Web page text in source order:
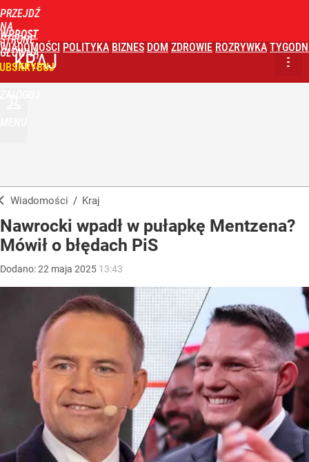
PRZEJDŹ
NA
STRONĘ
GŁÓWNĄ
WPROST
WIADOMOŚCI POLITYKA BIZNES DOM ZDROWIE ROZRYWKA
KRAJ
Wiadomości / Kraj
Nawrocki wpadł w pułapkę Mentzena?
Mówił o błędach PiS
Dodano:22 maja 2025 13:43